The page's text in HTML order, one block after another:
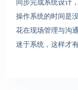
操作系统的时间是
花在现场管理与沟
迷于系统，这样才